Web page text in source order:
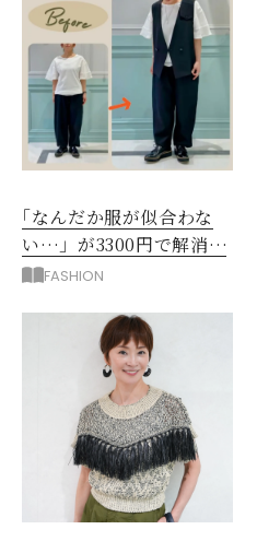
｢なんだか服が似合わな
い…」が3300円で解消！
阪神梅田のサービスが神
FASHION